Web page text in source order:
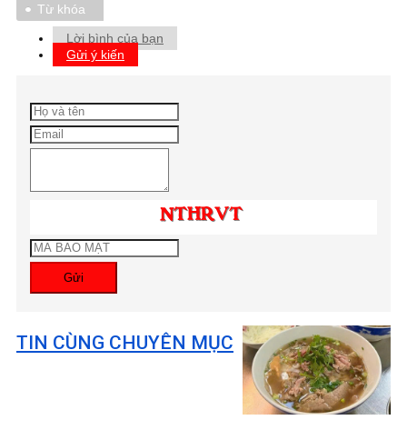
Từ khóa
Lời bình của bạn
Gửi ý kiến
Gửi
TIN CÙNG CHUYÊN MỤC